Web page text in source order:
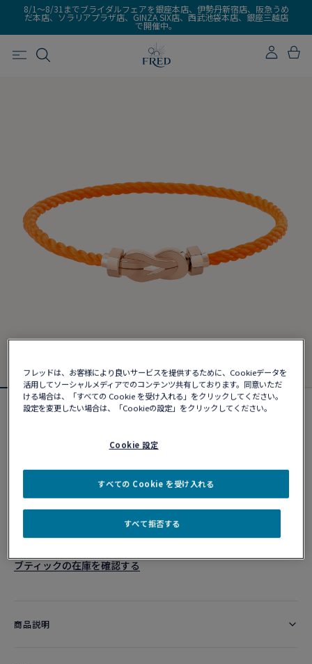
8/1～8/31までブライダルフェアを銀座本店、伊勢丹新宿店、阪急うめ
だ本店、ソラリアプラザ店、GINZA SIX店、西武池袋本店、銀座三越店
で開催中。
シャンス アンフィニ ブレスレット
カスタマイズ
ショッピングバッグに追加
ブティックの在庫を確認する​
商品説明
フレッドは、お客様により良いサービスを提供するために、Cookieデータを
活用してソーシャルメディアでのコンテンツ共有しております。同意いただ
ける場合は、「すべての Cookie を受け入れる」をクリックしてください。
設定を変更したい場合は、「Cookieの設定」をクリックしてください。
Cookie 設定
すべて拒否する
すべての Cookie を受け入れる